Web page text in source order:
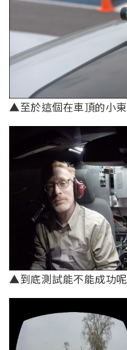
▲至於這個在車頂的小
▲到底測試能不能成功呢